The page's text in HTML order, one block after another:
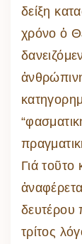
δείξη
χρόνο ὁ
Γιά
δευτέρου
τρίτος